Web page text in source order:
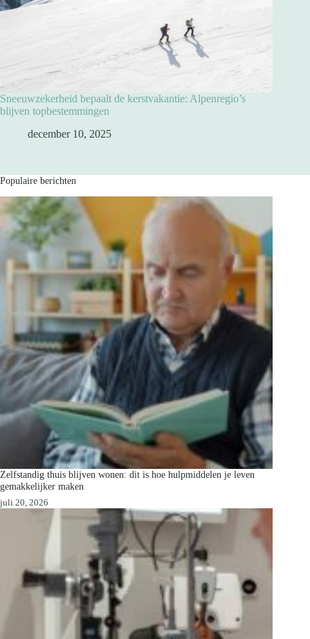
Sneeuwzekerheid bepaalt de kerstvakantie: Alpenregio’s
blijven topbestemmingen
december 10, 2025
Populaire berichten
Zelfstandig thuis blijven wonen: dit is hoe hulpmiddelen je leven
gemakkelijker maken
juli 20, 2026